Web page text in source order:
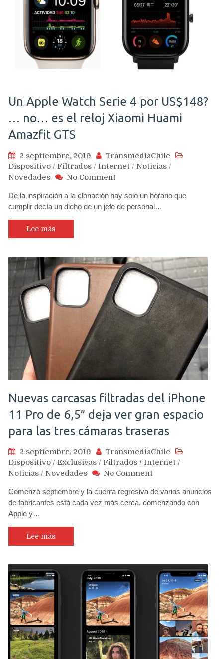
Un Apple Watch Serie 4 por US$148?
… no… es el reloj Xiaomi Huami
Amazfit GTS
2 septiembre, 2019
TransmediaChile
Dispositivo / Filtrados / Internet / Noticias /
Novedades
No Commenton
Apple
Watch
…
no…
es
el
reloj
Xiaomi
Huami
Amazfit
GTS
De la inspiración a la clonación hay solo un horario que
cumplir decía un dicho de un jefe de personal…
Lee más
Nuevas carcasas filtradas del iPhone
11 Pro de 6,5″ deja ver gran espacio
para las tres cámaras traseras
2 septiembre, 2019
TransmediaChile
Dispositivo / Exclusivas / Filtrados / Internet /
Noticias / Novedades No Commenton
carcasas
filtradas
6,5″
deja
ver
gran
espacio
para
las
tres
cámaras
Comenzó septiembre y la cuenta regresiva de varios anuncios
de fabricantes está cada vez más cerca, comenzando con
Apple y…
Lee más